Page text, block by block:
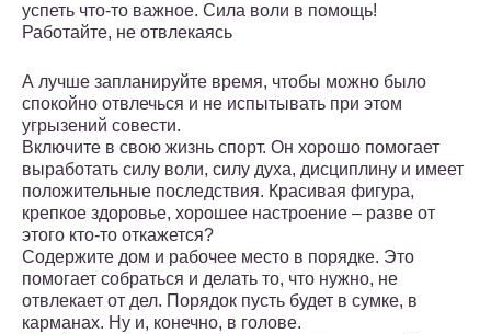
успеть что-то важное. Сила воли в помощь!
Работайте, не отвлекаясь
А лучше запланируйте время, чтобы можно было
спокойно отвлечься и не испытывать при этом
угрызений совести.
Включите в свою жизнь спорт. Он хорошо помогает
выработать силу воли, силу духа, дисциплину и имеет
положительные последствия. Красивая фигура,
крепкое здоровье, хорошее настроение – разве от
этого кто-то откажется?
Содержите дом и рабочее место в порядке. Это
помогает собраться и делать то, что нужно, не
отвлекает от дел. Порядок пусть будет в сумке, в
карманах. Ну и, конечно, в голове.